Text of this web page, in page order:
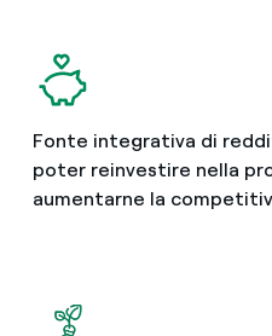
Fonte integrativa di
poter reinvestire nella
aumentarne la